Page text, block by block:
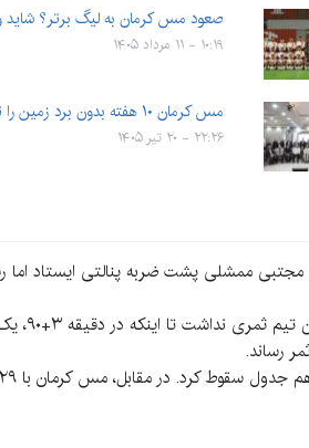
صعود مس کرمان به لیگ برتر؟ شاید
۱۰:۱۹ - ۱۱ مرداد ۱۴۰۵
مس کرمان ۱۰ هفته بدون برد زمین را ترک می‌کند
۲۲:۲۶ - ۲۰ تیر ۱۴۰۵
آغاز نیمه دوم، داور این بار به سود تیم میزبان اعلام پنالتی کرد. در دقیقه ۵۳،
پس از این
رساند.